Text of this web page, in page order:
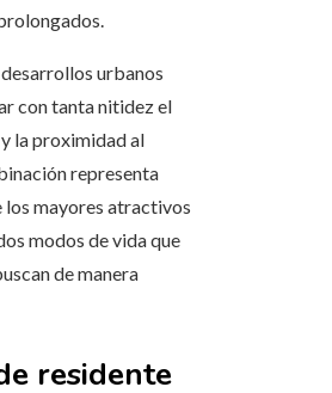
urbanos
con tanta nitidez el
la proximidad al
representa
los mayores atractivos
modos de vida que
de manera
residente